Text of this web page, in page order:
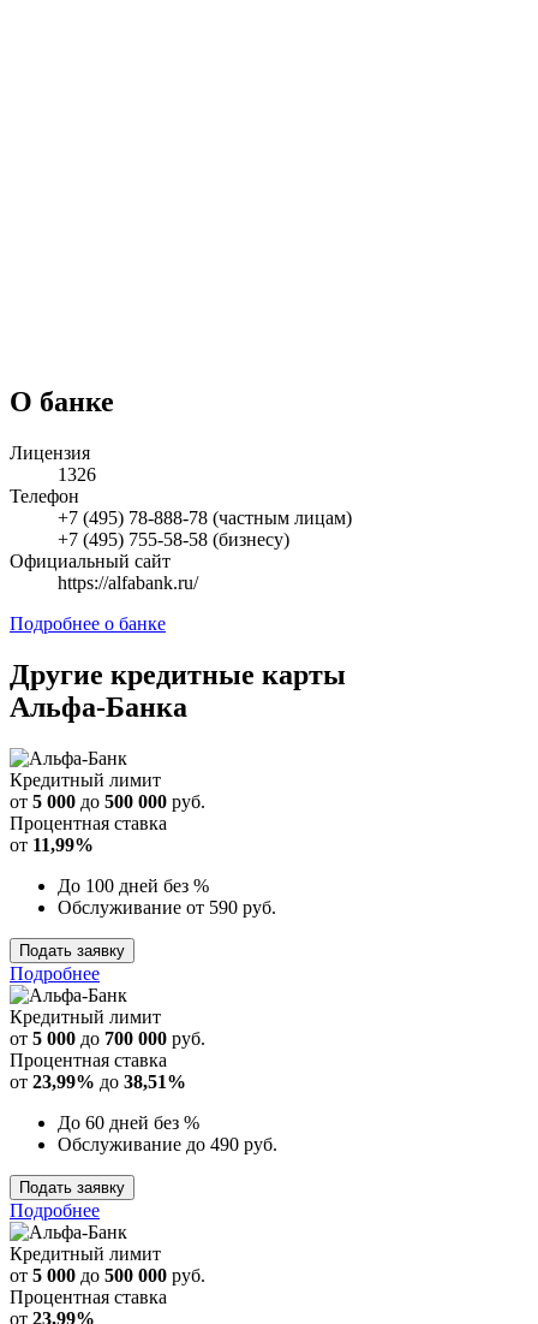
О банке
Лицензия
1326
Телефон
+7 (495) 78-888-78 (частным лицам)
+7 (495) 755-58-58 (бизнесу)
Официальный сайт
https://alfabank.ru/
Подробнее о банке
Другие кредитные карты
Альфа-Банка
Кредитный лимит
от 5 000 до 500 000 руб.
Процентная ставка
от 11,99%
До 100 дней без %
Обслуживание от 590 руб.
Подать заявку
Подробнее
Кредитный лимит
от 5 000 до 700 000 руб.
Процентная ставка
от 23,99% до 38,51%
До 60 дней без %
Обслуживание до 490 руб.
Подать заявку
Подробнее
Кредитный лимит
от 5 000 до 500 000 руб.
Процентная ставка
от 23,99%